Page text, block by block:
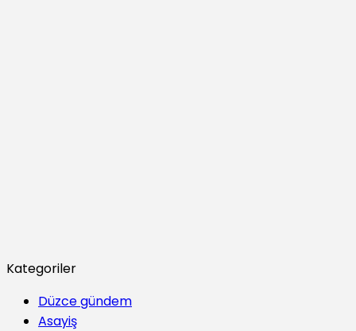
Kategoriler
Düzce gündem
Asayiş